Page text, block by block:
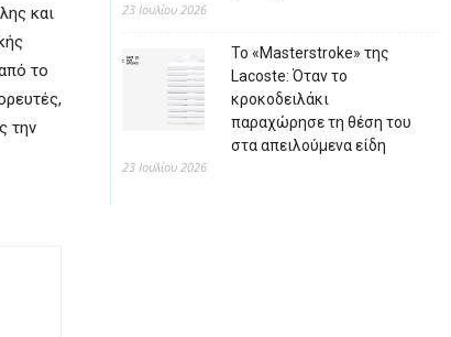
και
το
την
23 Ιουλίου 2026
Το «Masterstroke» της
Lacoste: Όταν το
κροκοδειλάκι
παραχώρησε τη θέση του
στα απειλούμενα είδη
23 Ιουλίου 2026